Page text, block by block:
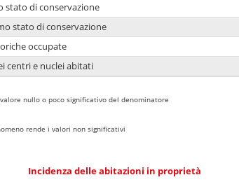
stato di conservazione
stato di conservazione
occupate
centri e nuclei abitati
nullo o poco significativo del denominatore
rende i valori non significativi
Incidenza delle abitazioni in proprietà